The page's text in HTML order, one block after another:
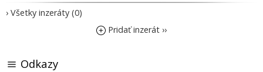
› Všetky inzeráty (0)
Pridať inzerát ››
Odkazy